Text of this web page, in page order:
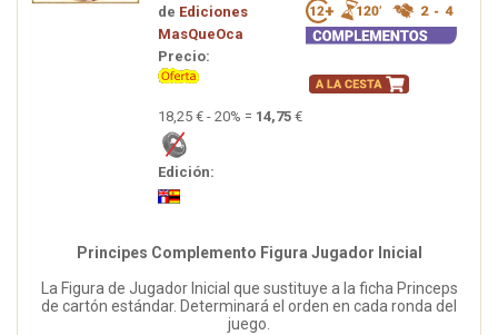
de Ediciones
MasQueOca
Precio:
18,25 € - 20% = 14,75 €
Edición:
Principes Complemento Figura Jugador Inicial
La Figura de Jugador Inicial que sustituye a la ficha Princeps
de cartón estándar. Determinará el orden en cada ronda del
juego.